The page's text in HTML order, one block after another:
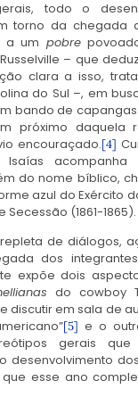
todo o
torno da chegada
a um pobre
– que
clara a isso,
do Sul –, em
bando de
próximo daquela
encouraçado.[4]
Isaías
do nome bíblico,
azul do Exército
(1861-1865).
de diálogos,
dos
expõe dois
do cowboy
discutir em sala de
[5] e o
gerais que
desenvolvimento
esse ano